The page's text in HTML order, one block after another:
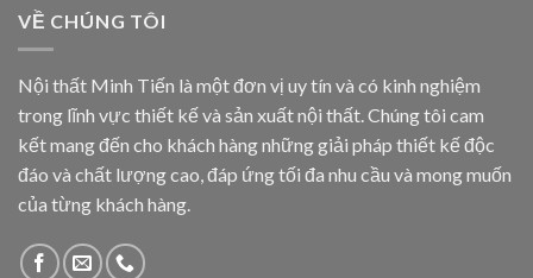
VỀ CHÚNG TÔI
Nội thất Minh Tiến là một đơn vị uy tín và có kinh nghiệm
trong lĩnh vực thiết kế và sản xuất nội thất. Chúng tôi cam
kết mang đến cho khách hàng những giải pháp thiết kế độc
đáo và chất lượng cao, đáp ứng tối đa nhu cầu và mong muốn
của từng khách hàng.